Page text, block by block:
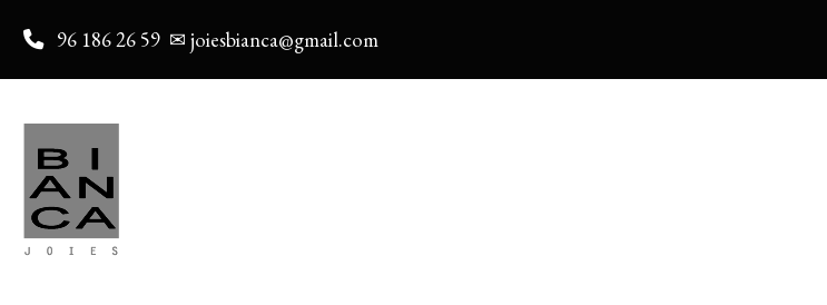
96 186 26 59 ✉ joiesbianca@gmail.com